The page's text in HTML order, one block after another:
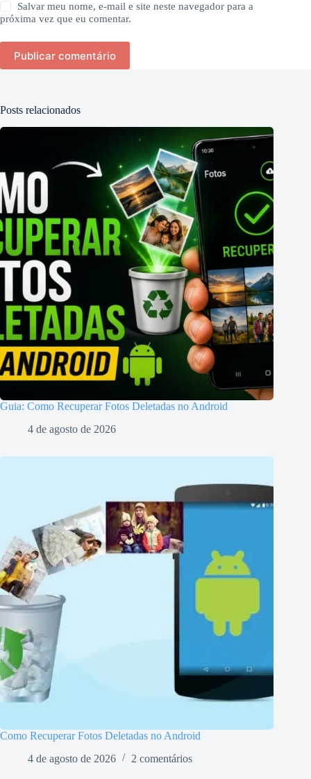
Salvar meu nome, e-mail e site neste navegador para a
próxima vez que eu comentar.
Publicar comentário
Posts relacionados
Guia: Como Recuperar Fotos Deletadas no Android
4 de agosto de 2026
Como Recuperar Fotos Deletadas no Android
4 de agosto de 2026
2 comentários